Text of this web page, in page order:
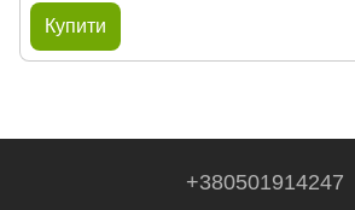
Купити
+380501914247